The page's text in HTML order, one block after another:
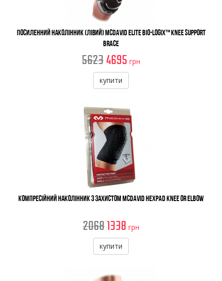
Посиленний наколінник (Лівий) McDavid Elite Bio-Logix™ Knee Support
Brace
5623 4695 грн
купити
Компресійний наколінник з захистом McDavid Hexpad Knee Or Elbow
20681338 грн
купити